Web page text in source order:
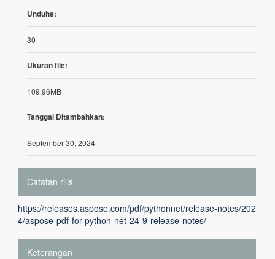
Unduhs:
30
Ukuran file:
109.96MB
Tanggal Ditambahkan:
September 30, 2024
Catatan rilis
https://releases.aspose.com/pdf/pythonnet/release-notes/202
4/aspose-pdf-for-python-net-24-9-release-notes/
Keterangan